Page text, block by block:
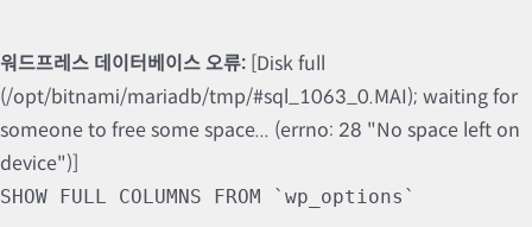
워드프레스 데이터베이스 오류: [Disk full
(/opt/bitnami/mariadb/tmp/#sql_1063_0.MAI); waiting for
someone to free some space... (errno: 28 "No space left on
device")]
SHOW FULL COLUMNS FROM `wp_options`